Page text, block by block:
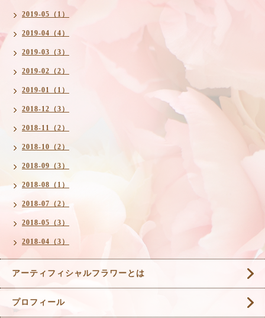
2019-05（1）
2019-04（4）
2019-03（3）
2019-02（2）
2019-01（1）
2018-12（3）
2018-11（2）
2018-10（2）
2018-09（3）
2018-08（1）
2018-07（2）
2018-05（3）
2018-04（3）
アーティフィシャルフラワーとは
プロフィール